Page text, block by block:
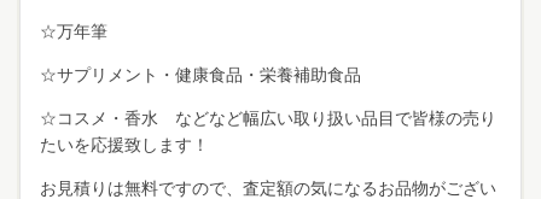
☆万年筆
☆サプリメント・健康食品・栄養補助食品
☆コスメ・香水 などなど幅広い取り扱い品目で皆様の売り
たいを応援致します！
お見積りは無料ですので、査定額の気になるお品物がござい